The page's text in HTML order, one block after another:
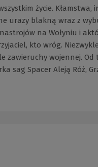
życie. Kłamstwa,
urazy blakną wraz z
na Wołyniu i
kto wróg.
wojennej. Od
sag Spacer Aleją Róż,